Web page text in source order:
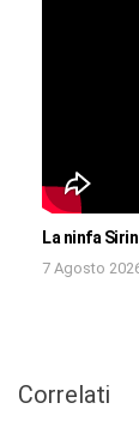
La ninfa
7 Agosto
Correlati